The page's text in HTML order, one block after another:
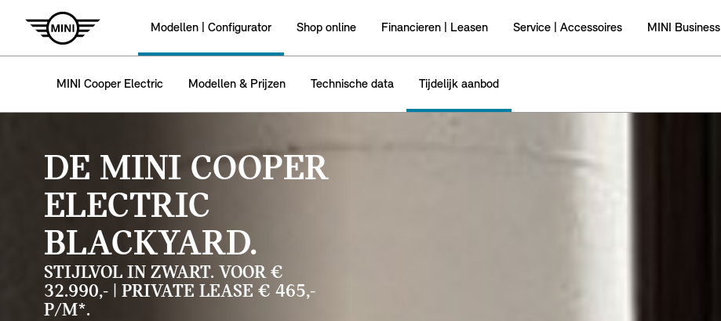
Modellen | Configurator Shop online Financieren | Leasen Service | Accessoires MINI Business
MINI Cooper Electric Modellen & Prijzen Technische data Tijdelijk aanbod
DE MINI COOPER
ELECTRIC
BLACKYARD.
STIJLVOL IN ZWART. VOOR €
32.990,- | PRIVATE LEASE € 465,-
P/M*.